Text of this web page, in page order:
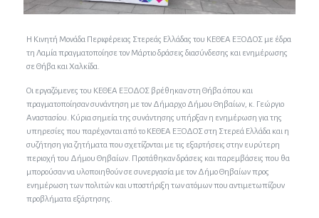
Η Κινητή Μονάδα Περιφέρειας Στερεάς Ελλάδας του ΚΕΘΕΑ ΕΞΟΔΟΣ με έδρα
τη Λαμία πραγματοποίησε τον Μάρτιο δράσεις διασύνδεσης και ενημέρωσης
σε Θήβα και Χαλκίδα.
Οι εργαζόμενες του ΚΕΘΕΑ ΕΞΟΔΟΣ βρέθηκαν στη Θήβα όπου και
πραγματοποίησαν συνάντηση με τον Δήμαρχο Δήμου Θηβαίων, κ. Γεώργιο
Αναστασίου. Κύρια σημεία της συνάντησης υπήρξαν η ενημέρωση για της
υπηρεσίες που παρέχονται από το ΚΕΘΕΑ ΕΞΟΔΟΣ στη Στερεά Ελλάδα και η
συζήτηση για ζητήματα που σχετίζονται με τις εξαρτήσεις στην ευρύτερη
περιοχή του Δήμου Θηβαίων. Προτάθηκαν δράσεις και παρεμβάσεις που θα
μπορούσαν να υλοποιηθούν σε συνεργασία με τον Δήμο Θηβαίων προς
ενημέρωση των πολιτών και υποστήριξη των ατόμων που αντιμετωπίζουν
προβλήματα εξάρτησης.